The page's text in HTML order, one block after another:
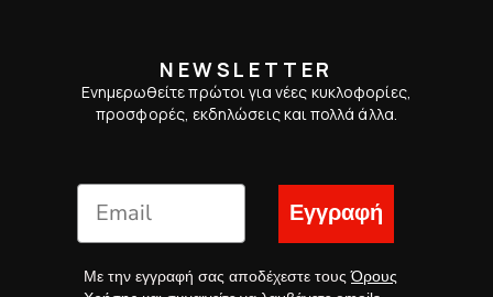
NEWSLETTER
Ενημερωθείτε πρώτοι για νέες κυκλοφορίες,
προσφορές, εκδηλώσεις και πολλά άλλα.
Εγγραφή
Με την εγγραφή σας αποδέχεστε τουςΌρους